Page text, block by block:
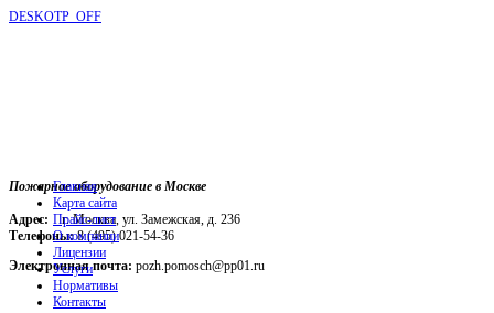
DESKOTP_OFF
Пожарное оборудование в Москве
Адрес: г. Москва, ул. Замежская, д. 236
Телефоны:8 (495) 021-54-36
Электронная почта: pozh.pomosch@pp01.ru
Главная
Карта сайта
Прайс-лист
О компании
Лицензии
Услуги
Нормативы
Контакты